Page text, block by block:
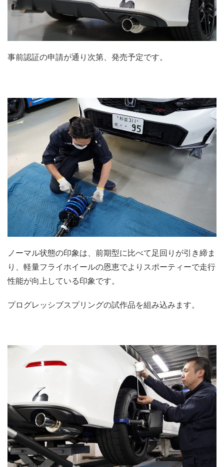
事前認証の申請が通り次第、発売予定です。
ノーマル状態の印象は、前期型に比べて足回りが引き締ま
り、軽量フライホイールの恩恵でよりスポーティーで走行
性能が向上している印象です。
プログレッシブスプリングの試作品を組み込みます。